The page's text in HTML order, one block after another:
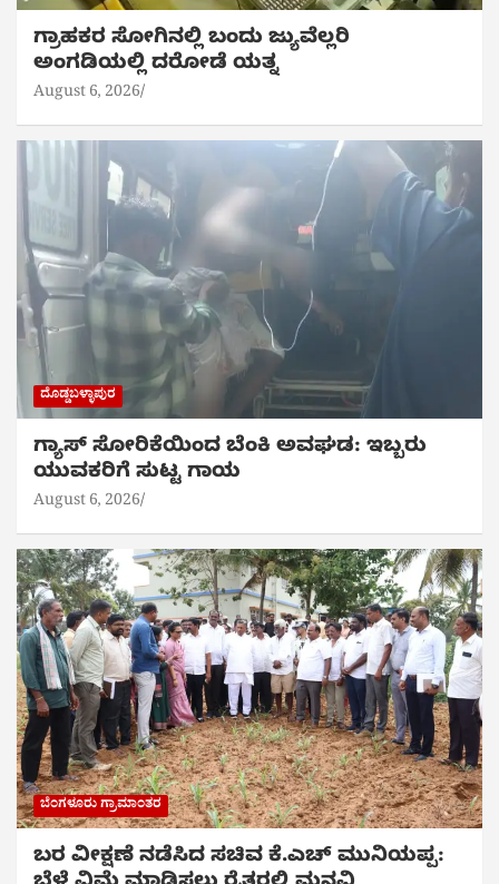
ಗ್ರಾಹಕರ ಸೋಗಿನಲ್ಲಿ ಬಂದು ಜ್ಯುವೆಲ್ಲರಿ
ಅಂಗಡಿಯಲ್ಲಿ ದರೋಡೆ ಯತ್ನ
August 6, 2026
ದೊಡ್ಡಬಳ್ಳಾಪುರ
ಗ್ಯಾಸ್ ಸೋರಿಕೆಯಿಂದ ಬೆಂಕಿ ಅವಘಡ: ಇಬ್ಬರು
ಯುವಕರಿಗೆ ಸುಟ್ಟ ಗಾಯ
August 6, 2026
ಬೆಂಗಳೂರು ಗ್ರಾಮಾಂತರ
ಬರ ವೀಕ್ಷಣೆ ನಡೆಸಿದ ಸಚಿವ ಕೆ.ಎಚ್ ಮುನಿಯಪ್ಪ: